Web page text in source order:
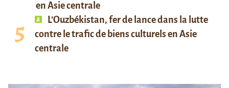
en Asie centrale
L’Ouzbékistan, fer de lance dans la lutte
contre le trafic de biens culturels en Asie
centrale